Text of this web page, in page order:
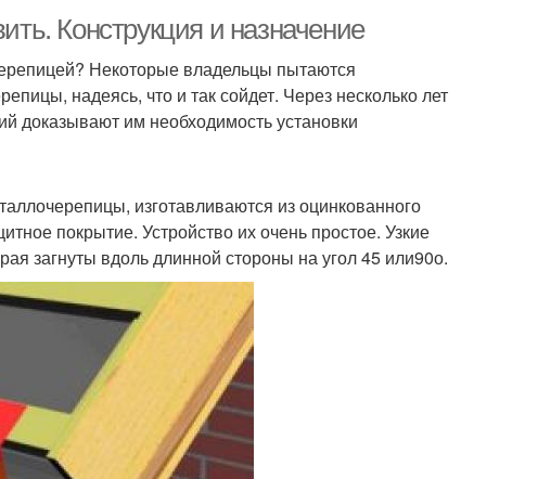
Конструкция и назначение
Некоторые владельцы пытаются
надеясь, что и так сойдет. Через несколько лет
доказывают им необходимость установки
изготавливаются из оцинкованного
покрытие. Устройство их очень простое. Узкие
загнуты вдоль длинной стороны на угол 45 или90о.